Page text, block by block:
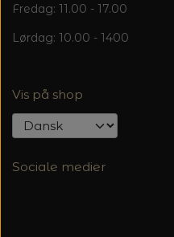
Fredag: 11.00 - 17.00
Lørdag: 10.00 - 1400
Vis på shop
Sociale medier